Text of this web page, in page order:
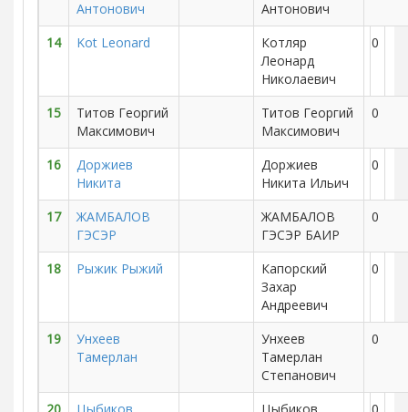
Антонович
Антонович
14 Kot Leonard
Котляр
Леонард
Николаевич
0
15
Титов Георгий
Максимович
Титов Георгий
Максимович
0
16
Доржиев
Никита
Доржиев
Никита Ильич
0
17
ЖАМБАЛОВ
ГЭСЭР
ЖАМБАЛОВ
ГЭСЭР БАИР
0
18 Рыжик Рыжий
Капорский
Захар
Андреевич
0
19
Унхеев
Тамерлан
Унхеев
Тамерлан
Степанович
0